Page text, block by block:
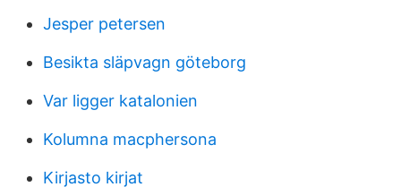
Jesper petersen
Besikta släpvagn göteborg
Var ligger katalonien
Kolumna macphersona
Kirjasto kirjat